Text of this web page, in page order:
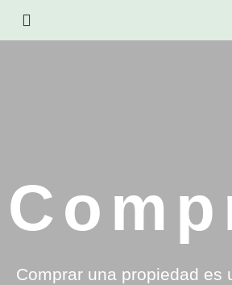
Comprar una propiedad es